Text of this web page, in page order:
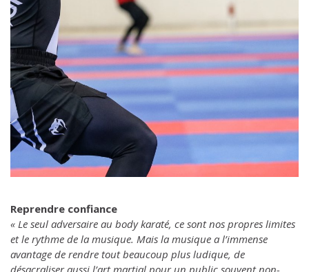
Reprendre confiance
« Le seul adversaire au body karaté, ce sont nos propres limites
et le rythme de la musique. Mais la musique a l’immense
avantage de rendre tout beaucoup plus ludique, de